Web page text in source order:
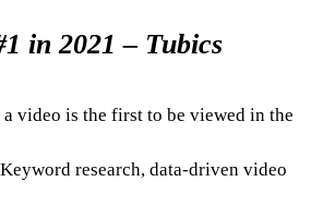
in 2021 – Tubics
video is the first to be viewed in the
research, data-driven video